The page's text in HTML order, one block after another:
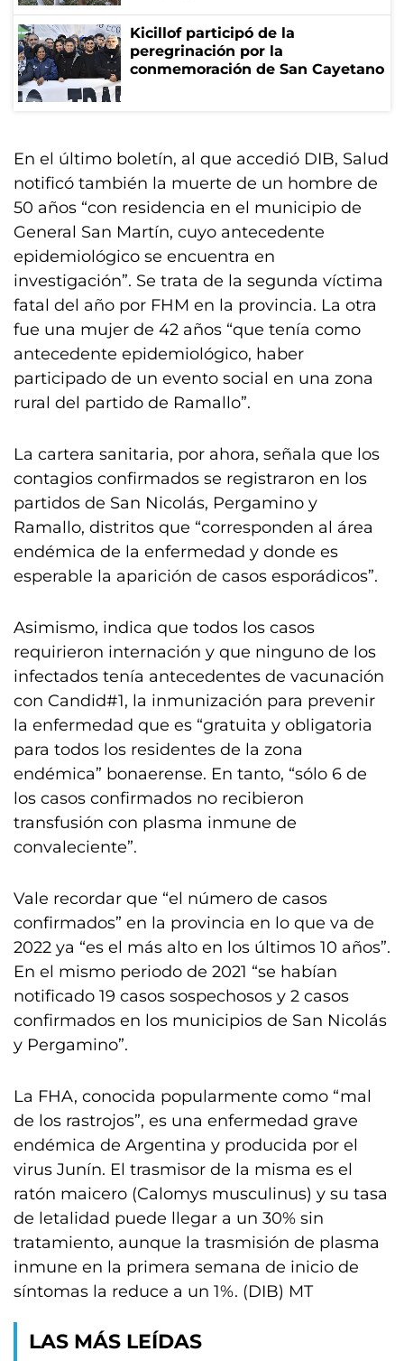
Kicillof participó de la
peregrinación por la
conmemoración de San Cayetano
En el último boletín, al que accedió DIB, Salud
notificó también la muerte de un hombre de
50 años “con residencia en el municipio de
General San Martín, cuyo antecedente
epidemiológico se encuentra en
investigación”. Se trata de la segunda víctima
fatal del año por FHM en la provincia. La otra
fue una mujer de 42 años “que tenía como
antecedente epidemiológico, haber
participado de un evento social en una zona
rural del partido de Ramallo”.
La cartera sanitaria, por ahora, señala que los
contagios confirmados se registraron en los
partidos de San Nicolás, Pergamino y
Ramallo, distritos que “corresponden al área
endémica de la enfermedad y donde es
esperable la aparición de casos esporádicos”.
Asimismo, indica que todos los casos
requirieron internación y que ninguno de los
infectados tenía antecedentes de vacunación
con Candid#1, la inmunización para prevenir
la enfermedad que es “gratuita y obligatoria
para todos los residentes de la zona
endémica” bonaerense. En tanto, “sólo 6 de
los casos confirmados no recibieron
transfusión con plasma inmune de
convaleciente”.
Vale recordar que “el número de casos
confirmados” en la provincia en lo que va de
2022 ya “es el más alto en los últimos 10 años”.
En el mismo periodo de 2021 “se habían
notificado 19 casos sospechosos y 2 casos
confirmados en los municipios de San Nicolás
y Pergamino”.
La FHA, conocida popularmente como “mal
de los rastrojos”, es una enfermedad grave
endémica de Argentina y producida por el
virus Junín. El trasmisor de la misma es el
ratón maicero (Calomys musculinus) y su tasa
de letalidad puede llegar a un 30% sin
tratamiento, aunque la trasmisión de plasma
inmune en la primera semana de inicio de
síntomas la reduce a un 1%. (DIB) MT
LAS MÁS LEÍDAS